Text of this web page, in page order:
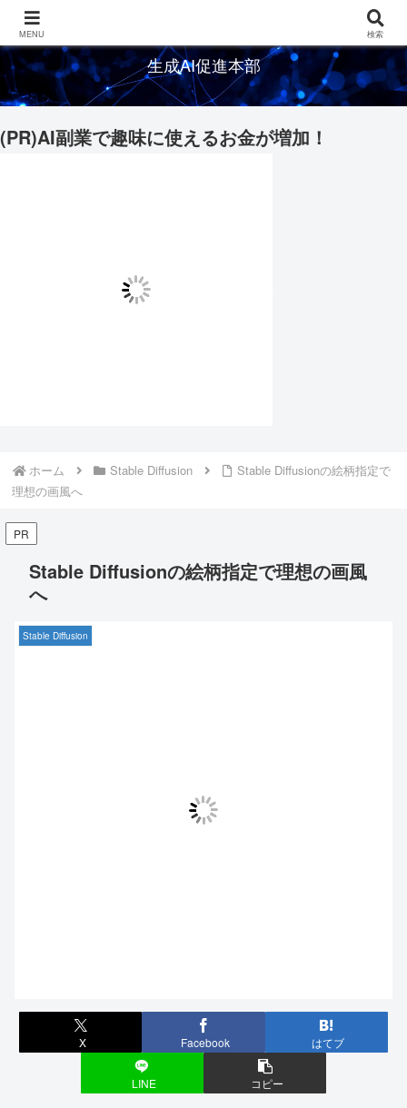
生成AI促進本部
(PR)AI副業で趣味に使えるお金が増加！
ホーム Stable Diffusion
Stable Diffusionの絵柄指定で
理想の画風へ
PR
Stable Diffusionの絵柄指定で理想の画風
へ
Stable Diffusion
X Facebook はてブ
LINE コピー
MENU 検索